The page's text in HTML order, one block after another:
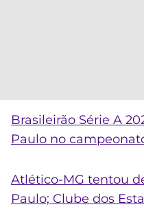
Brasileirão Série A
Paulo no
Atlético-MG tentou
Paulo; Clube dos